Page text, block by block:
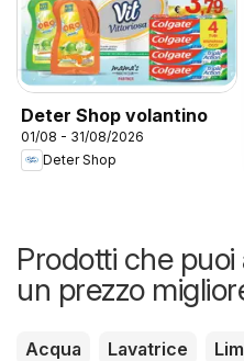
Deter Shop volantino
01/08 - 31/08/2026
Deter Shop
Prodotti che
un prezzo
Acqua Lavatrice